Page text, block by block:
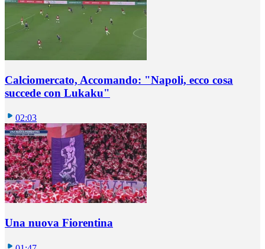
Calciomercato, Accomando: "Napoli, ecco cosa
succede con Lukaku"
02:03
Una nuova Fiorentina